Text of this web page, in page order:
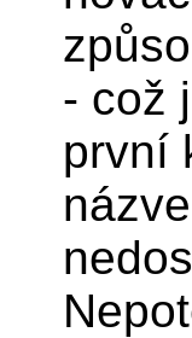
- což
první